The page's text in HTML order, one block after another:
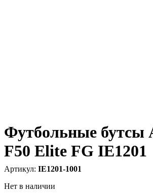
Футбольные бутсы
F50 Elite FG IE1201
IE1201-1001
Нет в наличии